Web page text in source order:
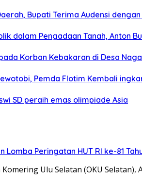
Bupati Terima Audensi
dalam Pengadaan Tanah, Anton
Korban Kebakaran di Desa
Pemda Flotim Kembali
SD peraih emas olimpiade Asia
Lomba Peringatan HUT RI ke-81
Ulu Selatan (OKU Selatan),